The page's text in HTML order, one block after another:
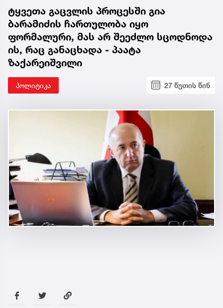
ტყვეთა გაცვლის პროცესში გია
ბარამიძის ჩართულობა იყო
ფორმალური, მას არ შეეძლო სცოდნოდა
ის, რაც განაცხადა - პაატა
ზაქარეიშვილი
პოლიტიკა 27 წუთის წინ